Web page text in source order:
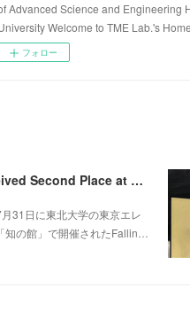
Advanced Science and Engineering
Welcome to TME Lab.'s
フォロー
[Award] Eka received Second Place at Falling Walls Lab Sendai 2026
31日に東北大学の東京エレ
知の館」で開催されたFallin…